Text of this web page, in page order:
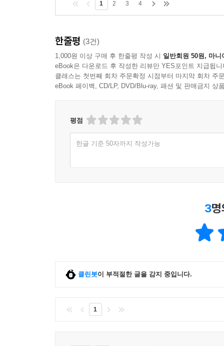
1 2 3 4
한줄평 (3건)
1,000원 이상 구매 후 한줄평 작성 시 일반회원 50원, 마니
eBook은 다운로드 후 작성한 리뷰만 YES포인트 지급됩니
클래스는 첫번째 회차 주문확정 시점부터 마지막 회차 주
eBook 페이백, CD/LP, DVD/Blu-ray, 패션 및 판매금지 상
평점
한글 기준 50자까지 작성가능
3
클린봇이 부적절한 글을 감지 중입니다.
1